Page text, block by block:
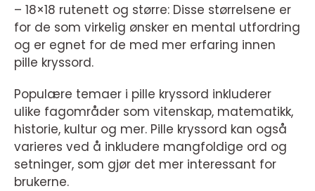
– 18×18 rutenett og større: Disse størrelsene er
for de som virkelig ønsker en mental utfordring
og er egnet for de med mer erfaring innen
pille kryssord.
Populære temaer i pille kryssord inkluderer
ulike fagområder som vitenskap, matematikk,
historie, kultur og mer. Pille kryssord kan også
varieres ved å inkludere mangfoldige ord og
setninger, som gjør det mer interessant for
brukerne.